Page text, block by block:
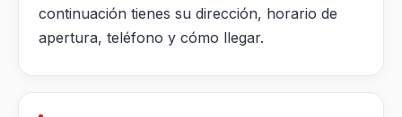
continuación tienes su dirección, horario de
apertura, teléfono y cómo llegar.